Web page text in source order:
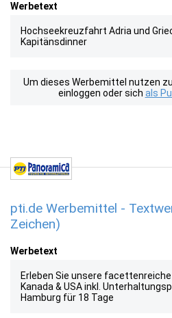
Werbetext
Hochseekreuzfahrt Adria und
Kapitänsdinner
Um dieses Werbemittel nutzen
einloggen oder sich als
pti.de Werbemittel -
Zeichen)
Werbetext
Erleben Sie unsere
Kanada & USA inkl.
Hamburg für 18 Tage